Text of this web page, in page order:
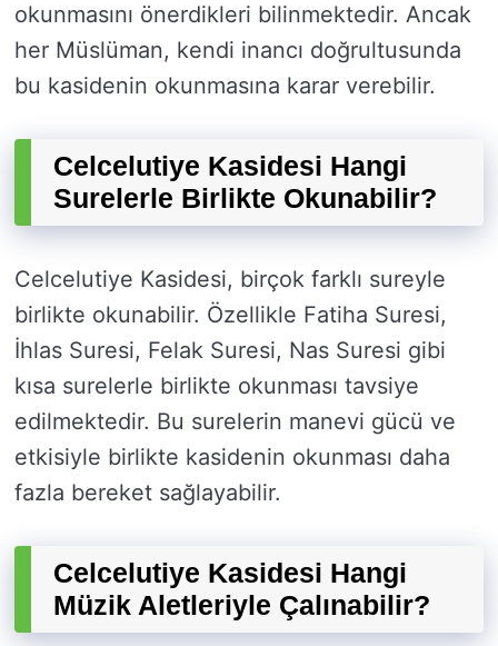
okunmasını önerdikleri bilinmektedir. Ancak
her Müslüman, kendi inancı doğrultusunda
bu kasidenin okunmasına karar verebilir.
Celcelutiye Kasidesi Hangi
Surelerle Birlikte Okunabilir?
Celcelutiye Kasidesi, birçok farklı sureyle
birlikte okunabilir. Özellikle Fatiha Suresi,
İhlas Suresi, Felak Suresi, Nas Suresi gibi
kısa surelerle birlikte okunması tavsiye
edilmektedir. Bu surelerin manevi gücü ve
etkisiyle birlikte kasidenin okunması daha
fazla bereket sağlayabilir.
Celcelutiye Kasidesi Hangi
Müzik Aletleriyle Çalınabilir?